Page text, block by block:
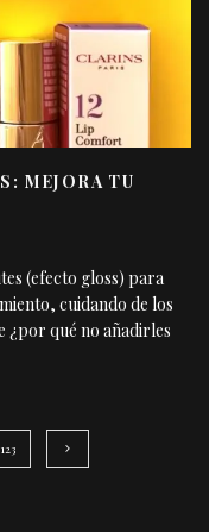
MEJORA TU
(efecto gloss) para
cuidando de los
¿por qué no añadirles
123